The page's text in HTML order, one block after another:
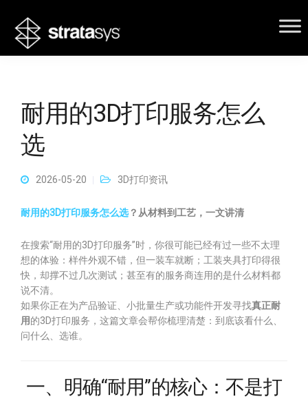
耐用的3D打印服务怎么
选
2026-05-20 3D打印资讯
耐用的3D打印服务怎么选？从材料到工艺，一文讲清
在搜索“耐用的3D打印服务”时，你很可能已经有过一些不太理
想的体验：样件外观不错，但一装车就断；工装夹具打印得很
快，却撑不过几次测试；甚至有的服务商连用的是什么材料都
说不清。
如果你正在为产品验证、小批量生产或功能件开发寻找真正耐
用的3D打印服务，这篇文章会帮你梳理清楚：到底该看什么、
问什么、选谁。
一、明确“耐用”的核心：不是打